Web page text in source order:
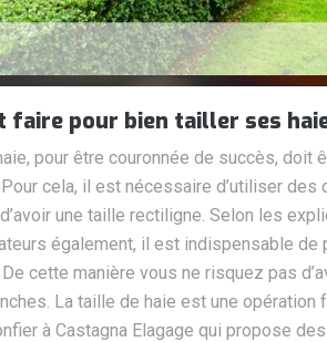
faire pour bien tailler ses
pour être couronnée de succès, doit
cela, il est nécessaire d’utiliser des
une taille rectiligne. Selon les
également, il est indispensable de
cette manière vous ne risquez pas
La taille de haie est une opération
à Castagna Elagage qui propose